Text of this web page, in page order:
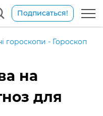
Подписаться!
гороскопи - Гороскоп
на
для